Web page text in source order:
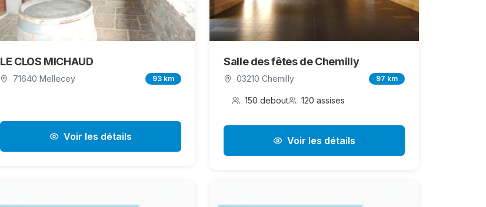
LE CLOS MICHAUD
71640 Mellecey 93 km
Voir les détails
Salle des fêtes de Chemilly
03210 Chemilly 97 km
150 debout 120 assises
Voir les détails